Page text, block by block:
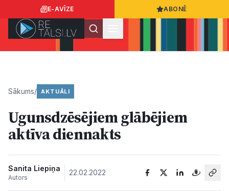
E-AVĪZE ABONĒ
Ziņas
Sākums/ AKTUĀLI
Ugunsdzēsējiem glābējiem
aktīva diennakts
Sanita Liepiņa
Autors
22.02.2022